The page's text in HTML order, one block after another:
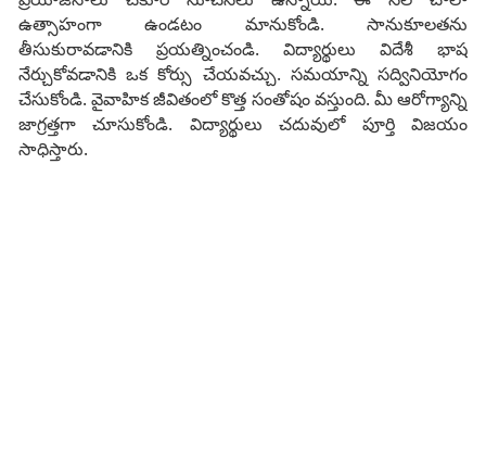
ఉత్సాహంగా ఉండటం మానుకోండి. సానుకూలతను
తీసుకురావడానికి ప్రయత్నించండి. విద్యార్థులు విదేశీ భాష
నేర్చుకోవడానికి ఒక కోర్సు చేయవచ్చు. సమయాన్ని సద్వినియోగం
చేసుకోండి. వైవాహిక జీవితంలో కొత్త సంతోషం వస్తుంది. మీ ఆరోగ్యాన్ని
జాగ్రత్తగా చూసుకోండి. విద్యార్థులు చదువులో పూర్తి విజయం
సాధిస్తారు.